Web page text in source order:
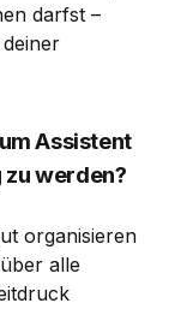
darfst –
Assistent
werden?
organisieren
alle